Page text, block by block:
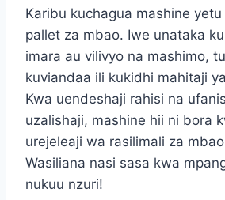
Karibu kuchagua mashine
pallet za mbao. Iwe unataka
imara au vilivyo na mashimo,
kuviandaa ili kukidhi mahitaji
Kwa uendeshaji rahisi na
uzalishaji, mashine hii ni bora
urejeleaji wa rasilimali za
Wasiliana nasi sasa kwa
nukuu nzuri!